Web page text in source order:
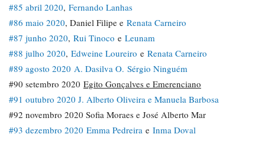
#85 abril 2020, Fernando Lanhas
#86 maio 2020, Daniel Filipe e Renata Carneiro
#87 junho 2020, Rui Tinoco e Leunam
#88 julho 2020, Edweine Loureiro e Renata Carneiro
#89 agosto 2020 A. Dasilva O. Sérgio Ninguém
#90 setembro 2020 Egito Gonçalves e Emerenciano
#91 outubro 2020 J. Alberto Oliveira e Manuela Barbosa
#92 novembro 2020 Sofia Moraes e José Alberto Mar
#93 dezembro 2020 Emma Pedreira e Inma Doval